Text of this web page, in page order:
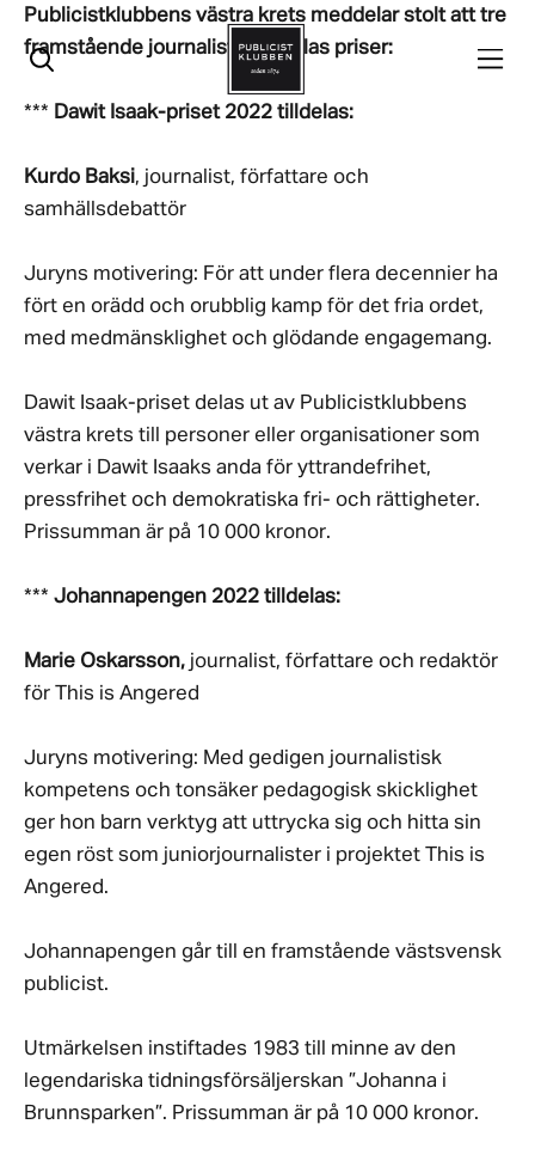
Öppna sök
Öppna menyn
Publicistklubbens västra krets meddelar stolt att tre
framstående journalister tilldelas priser:
*** Dawit Isaak-priset 2022 tilldelas:
Kurdo Baksi, journalist, författare och
samhällsdebattör
Juryns motivering: För att under flera decennier ha
fört en orädd och orubblig kamp för det fria ordet,
med medmänsklighet och glödande engagemang.
Dawit Isaak-priset delas ut av Publicistklubbens
västra krets till personer eller organisationer som
verkar i Dawit Isaaks anda för yttrandefrihet,
pressfrihet och demokratiska fri- och rättigheter.
Prissumman är på 10 000 kronor.
*** Johannapengen 2022 tilldelas:
Marie Oskarsson, journalist, författare och redaktör
för This is Angered
Juryns motivering: Med gedigen journalistisk
kompetens och tonsäker pedagogisk skicklighet
ger hon barn verktyg att uttrycka sig och hitta sin
egen röst som juniorjournalister i projektet This is
Angered.
Johannapengen går till en framstående västsvensk
publicist.
Utmärkelsen instiftades 1983 till minne av den
legendariska tidningsförsäljerskan ”Johanna i
Brunnsparken”. Prissumman är på 10 000 kronor.